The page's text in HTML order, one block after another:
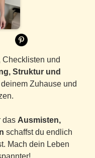
Checklisten und
Struktur und
Zuhause und
das Ausmisten,
schaffst du endlich
Mach dein Leben